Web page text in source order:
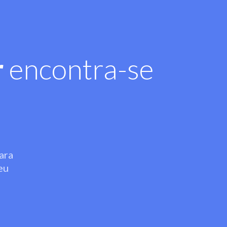
encontra-se